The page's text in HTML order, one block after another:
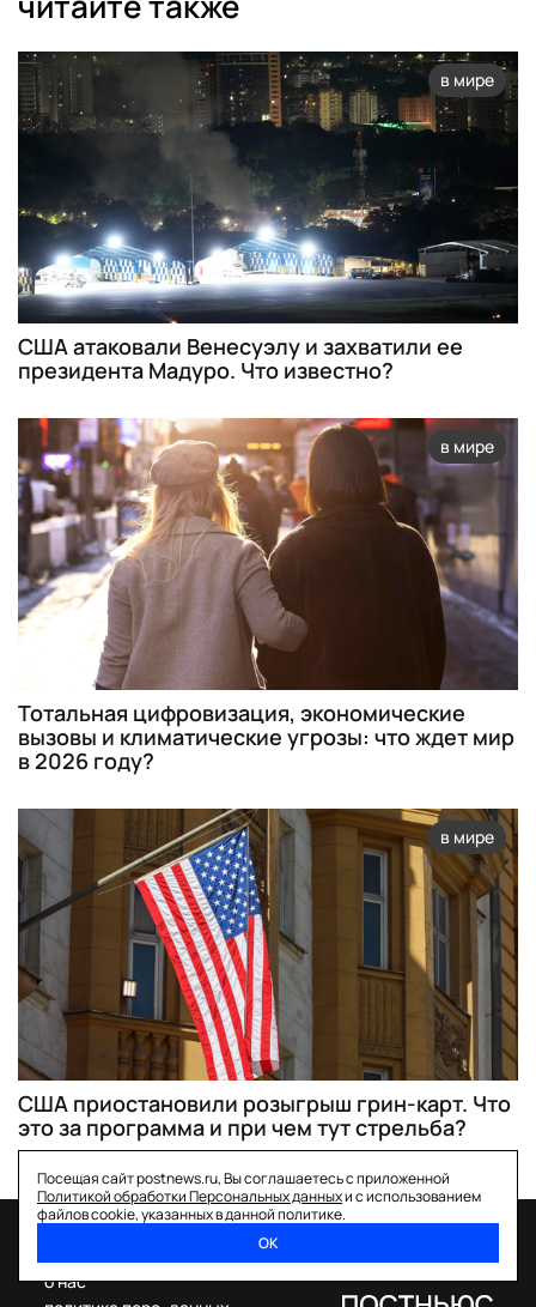
в мире
США атаковали Венесуэлу и захватили ее
президента Мадуро. Что известно?
в мире
Тотальная цифровизация, экономические
вызовы и климатические угрозы: что ждет мир
в 2026 году?
в мире
США приостановили розыгрыш грин-карт. Что
это за программа и при чем тут стрельба?
Посещая сайт postnews.ru, Вы соглашаетесь с приложенной
Политикой обработки Персональных данныхи с использованием
файлов cookie, указанных в данной политике.
ОК
о нас